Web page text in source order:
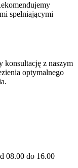
spełniającymi
konsultację z naszym
optymalnego
08.00 do 16.00